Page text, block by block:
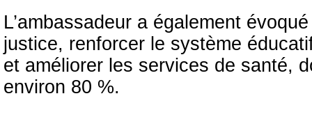
L’ambassadeur a également
justice, renforcer le système
et améliorer les services de santé,
environ 80 %.